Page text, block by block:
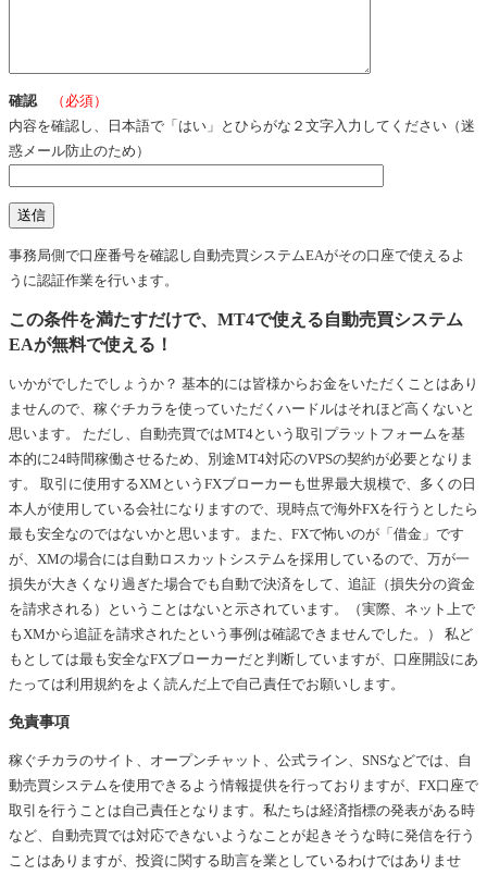
確認
（必須）
内容を確認し、日本語で「はい」とひらがな２文字入力してください（迷
惑メール防止のため）
事務局側で口座番号を確認し自動売買システムEAがその口座で使えるよ
うに認証作業を行います。
この条件を満たすだけで、MT4で使える自動売買システム
EAが無料で使える！
いかがでしたでしょうか？ 基本的には皆様からお金をいただくことはあり
ませんので、稼ぐチカラを使っていただくハードルはそれほど高くないと
思います。 ただし、自動売買ではMT4という取引プラットフォームを基
本的に24時間稼働させるため、別途MT4対応のVPSの契約が必要となりま
す。 取引に使用するXMというFXブローカーも世界最大規模で、多くの日
本人が使用している会社になりますので、現時点で海外FXを行うとしたら
最も安全なのではないかと思います。また、FXで怖いのが「借金」です
が、XMの場合には自動ロスカットシステムを採用しているので、万が一
損失が大きくなり過ぎた場合でも自動で決済をして、追証（損失分の資金
を請求される）ということはないと示されています。（実際、ネット上で
もXMから追証を請求されたという事例は確認できませんでした。） 私ど
もとしては最も安全なFXブローカーだと判断していますが、口座開設にあ
たっては利用規約をよく読んだ上で自己責任でお願いします。
免責事項
稼ぐチカラのサイト、オープンチャット、公式ライン、SNSなどでは、自
動売買システムを使用できるよう情報提供を行っておりますが、FX口座で
取引を行うことは自己責任となります。私たちは経済指標の発表がある時
など、自動売買では対応できないようなことが起きそうな時に発信を行う
ことはありますが、投資に関する助言を業としているわけではありませ